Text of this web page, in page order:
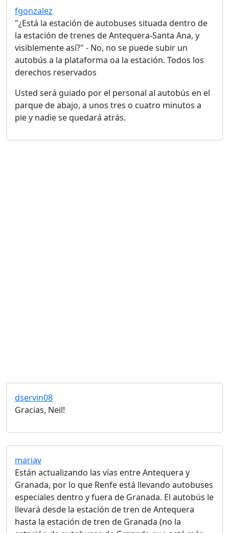
fgonzalez
"¿Está la estación de autobuses situada dentro de
la estación de trenes de Antequera-Santa Ana, y
visiblemente así?" - No, no se puede subir un
autobús a la plataforma oa la estación. Todos los
derechos reservados
Usted será guiado por el personal al autobús en el
parque de abajo, a unos tres o cuatro minutos a
pie y nadie se quedará atrás.
dservin08
Gracias, Neil!
mariav
Están actualizando las vías entre Antequera y
Granada, por lo que Renfe está llevando autobuses
especiales dentro y fuera de Granada. El autobús le
llevará desde la estación de tren de Antequera
hasta la estación de tren de Granada (no la